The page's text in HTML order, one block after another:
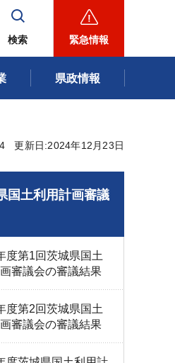
検索 緊急情報
県政情報
更新日:2024年12月23日
国土利用計画審議
度第1回茨城県国土
審議会の審議結果
度第2回茨城県国土
審議会の審議結果